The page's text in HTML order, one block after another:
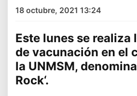
18 octubre, 2021 13:24
Este lunes se realiza
de vacunación en el
la UNMSM,
Rock‘.